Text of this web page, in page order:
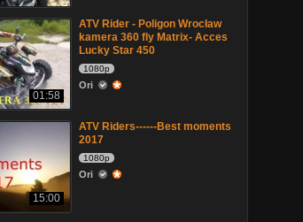
01:58
ATV Rider - Poligon Wrocław
kamera 360 fly Matrix- Acces
Lucky Star 450
1080p
Ori
15:00
ATV Riders------Best moments
2017
1080p
Ori